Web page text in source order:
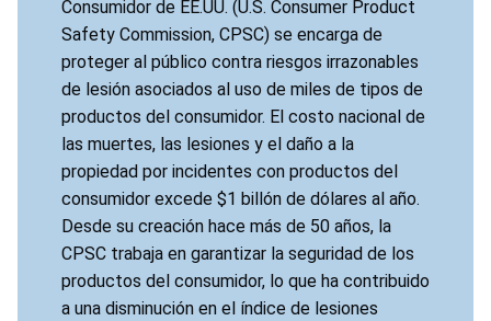
Consumidor de EE.UU. (U.S. Consumer Product
Safety Commission, CPSC) se encarga de
proteger al público contra riesgos irrazonables
de lesión asociados al uso de miles de tipos de
productos del consumidor. El costo nacional de
las muertes, las lesiones y el daño a la
propiedad por incidentes con productos del
consumidor excede $1 billón de dólares al año.
Desde su creación hace más de 50 años, la
CPSC trabaja en garantizar la seguridad de los
productos del consumidor, lo que ha contribuido
a una disminución en el índice de lesiones